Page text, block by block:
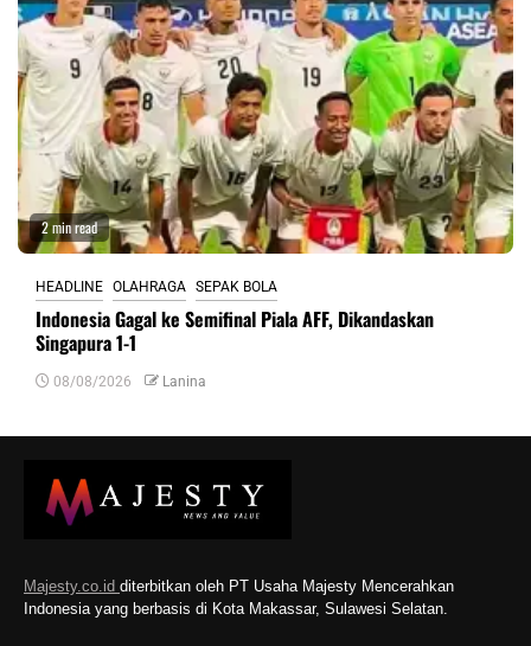
2 min read
HEADLINE OLAHRAGA SEPAK BOLA
Indonesia Gagal ke Semifinal Piala AFF, Dikandaskan
Singapura 1-1
08/08/2026 Lanina
Majesty.co.id diterbitkan oleh PT Usaha Majesty Mencerahkan
Indonesia yang berbasis di Kota Makassar, Sulawesi Selatan.